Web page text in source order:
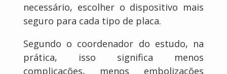
necessário, escolher o dispositivo mais
seguro para cada tipo de placa.
Segundo o coordenador do estudo, na
prática, isso significa menos
complicações, menos embolizações